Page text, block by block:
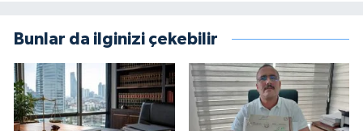
Bunlar da ilginizi çekebilir